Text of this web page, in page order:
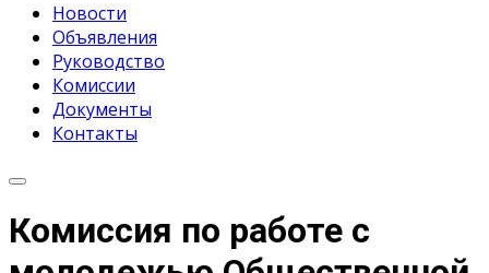
Новости
Объявления
Руководство
Комиссии
Документы
Контакты
Комиссия по работе с